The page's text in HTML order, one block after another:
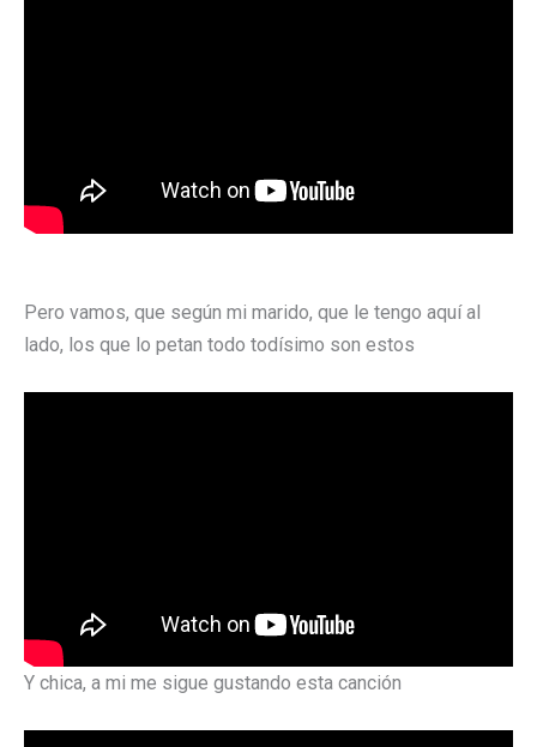
Pero vamos, que según mi marido, que le tengo aquí al
lado, los que lo petan todo todísimo son estos
Y chica, a mi me sigue gustando esta canción